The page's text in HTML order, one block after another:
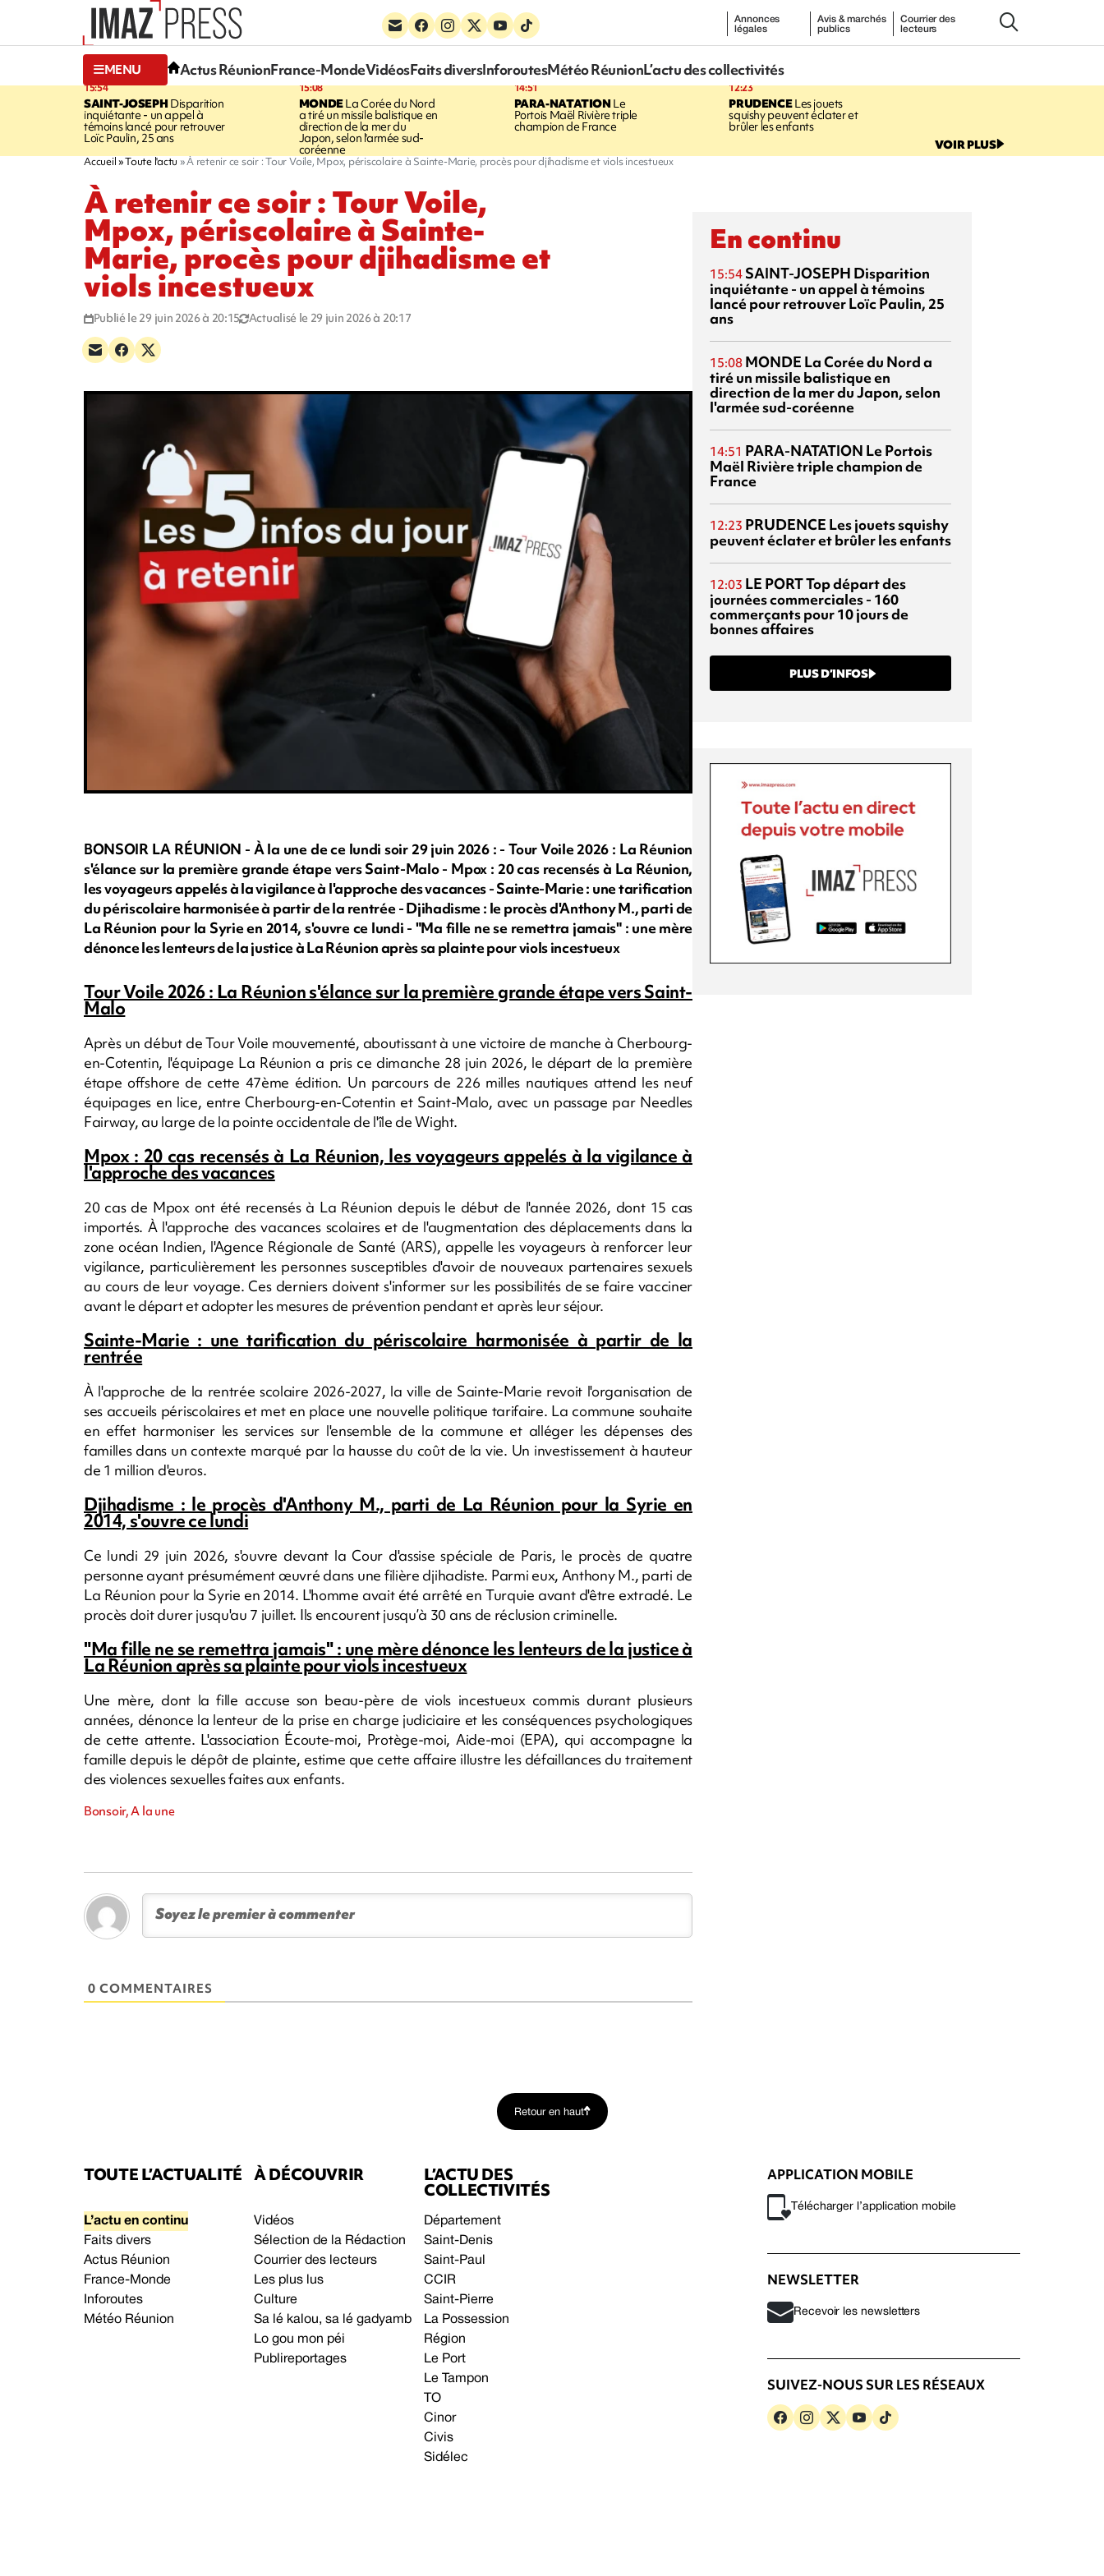
Annonces
légales
Avis & marchés
publics
Courrier des
lecteurs
MENU Actus RéunionFrance-MondeVidéosFaits diversInforoutesMétéo RéunionL’actu des collectivités
15:54
SAINT-JOSEPHDisparition
inquiétante - un appel à
témoins lancé pour retrouver
Loïc Paulin, 25 ans
15:08
MONDELa Corée du Nord
a tiré un missile balistique en
direction de la mer du
Japon, selon l'armée sud-
coréenne
14:51
PARA-NATATIONLe
Portois Maël Rivière triple
champion de France
12:23
PRUDENCELes jouets
squishy peuvent éclater et
brûler les enfants
VOIR PLUS
Accueil Toute l'actu À retenir ce soir : Tour Voile, Mpox, périscolaire à Sainte-Marie, procès pour djihadisme et viols incestueux
À retenir ce soir : Tour Voile,
Mpox, périscolaire à Sainte-
Marie, procès pour djihadisme et
viols incestueux
Publié le 29 juin 2026 à 20:15 Actualisé le 29 juin 2026 à 20:17
BONSOIR LA RÉUNION - À la une de ce lundi soir 29 juin 2026 : - Tour Voile 2026 : La Réunion
s'élance sur la première grande étape vers Saint-Malo - Mpox : 20 cas recensés à La Réunion,
les voyageurs appelés à la vigilance à l'approche des vacances - Sainte-Marie : une tarification
du périscolaire harmonisée à partir de la rentrée - Djihadisme : le procès d'Anthony M., parti de
La Réunion pour la Syrie en 2014, s'ouvre ce lundi - "Ma fille ne se remettra jamais" : une mère
dénonce les lenteurs de la justice à La Réunion après sa plainte pour viols incestueux
Tour Voile 2026 : La Réunion s'élance sur la première grande étape vers Saint-
Malo
Après un début de Tour Voile mouvementé, aboutissant à une victoire de manche à Cherbourg-
en-Cotentin, l'équipage La Réunion a pris ce dimanche 28 juin 2026, le départ de la première
étape offshore de cette 47ème édition. Un parcours de 226 milles nautiques attend les neuf
équipages en lice, entre Cherbourg-en-Cotentin et Saint-Malo, avec un passage par Needles
Fairway, au large de la pointe occidentale de l'île de Wight.
Mpox : 20 cas recensés à La Réunion, les voyageurs appelés à la vigilance à
l'approche des vacances
20 cas de Mpox ont été recensés à La Réunion depuis le début de l'année 2026, dont 15 cas
importés. À l'approche des vacances scolaires et de l'augmentation des déplacements dans la
zone océan Indien, l'Agence Régionale de Santé (ARS), appelle les voyageurs à renforcer leur
vigilance, particulièrement les personnes susceptibles d'avoir de nouveaux partenaires sexuels
au cours de leur voyage. Ces derniers doivent s'informer sur les possibilités de se faire vacciner
avant le départ et adopter les mesures de prévention pendant et après leur séjour.
Sainte-Marie : une tarification du périscolaire harmonisée à partir de la
rentrée
À l'approche de la rentrée scolaire 2026-2027, la ville de Sainte-Marie revoit l'organisation de
ses accueils périscolaires et met en place une nouvelle politique tarifaire. La commune souhaite
en effet harmoniser les services sur l'ensemble de la commune et alléger les dépenses des
familles dans un contexte marqué par la hausse du coût de la vie. Un investissement à hauteur
de 1 million d'euros.
Djihadisme : le procès d'Anthony M., parti de La Réunion pour la Syrie en
2014, s'ouvre ce lundi
Ce lundi 29 juin 2026, s'ouvre devant la Cour d'assise spéciale de Paris, le procès de quatre
personne ayant présumément œuvré dans une filière djihadiste. Parmi eux, Anthony M., parti de
La Réunion pour la Syrie en 2014. L'homme avait été arrêté en Turquie avant d'être extradé. Le
procès doit durer jusqu'au 7 juillet. Ils encourent jusqu’à 30 ans de réclusion criminelle.
"Ma fille ne se remettra jamais" : une mère dénonce les lenteurs de la justice à
La Réunion après sa plainte pour viols incestueux
Une mère, dont la fille accuse son beau-père de viols incestueux commis durant plusieurs
années, dénonce la lenteur de la prise en charge judiciaire et les conséquences psychologiques
de cette attente. L'association Écoute-moi, Protège-moi, Aide-moi (EPA), qui accompagne la
famille depuis le dépôt de plainte, estime que cette affaire illustre les défaillances du traitement
des violences sexuelles faites aux enfants.
Bonsoir, A la une
0 COMMENTAIRES
En continu
15:54 SAINT-JOSEPH Disparition
inquiétante - un appel à témoins
lancé pour retrouver Loïc Paulin, 25
ans
15:08 MONDE La Corée du Nord a
tiré un missile balistique en
direction de la mer du Japon, selon
l'armée sud-coréenne
14:51 PARA-NATATION Le Portois
Maël Rivière triple champion de
France
12:23 PRUDENCE Les jouets squishy
peuvent éclater et brûler les enfants
12:03 LE PORTTop départ des
journées commerciales - 160
commerçants pour 10 jours de
bonnes affaires
PLUS D’INFOS
Retour en haut
TOUTE L’ACTUALITÉ
L’actu en continu
Faits divers
Actus Réunion
France-Monde
Inforoutes
Météo Réunion
À DÉCOUVRIR
Vidéos
Sélection de la Rédaction
Courrier des lecteurs
Les plus lus
Culture
Sa lé kalou, sa lé gadyamb
Lo gou mon péi
Publireportages
L’ACTU DES
COLLECTIVITÉS
Département
Saint-Denis
Saint-Paul
CCIR
Saint-Pierre
La Possession
Région
Le Port
Le Tampon
TO
Cinor
Civis
Sidélec
APPLICATION MOBILE
Télécharger l’application mobile
NEWSLETTER
Recevoir les newsletters
SUIVEZ-NOUS SUR LES RÉSEAUX